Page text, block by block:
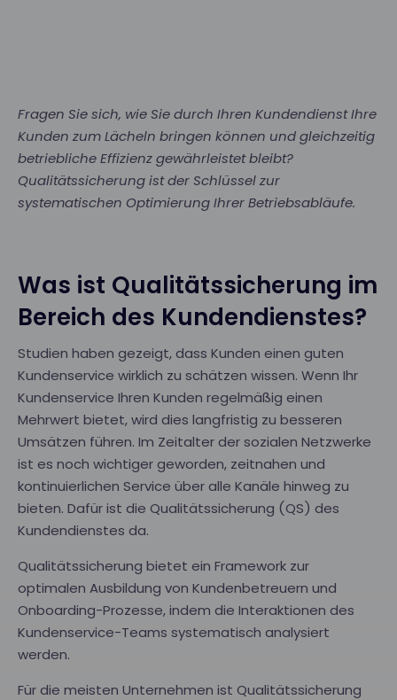
Fragen Sie sich, wie Sie durch Ihren Kundendienst Ihre
Kunden zum Lächeln bringen können und gleichzeitig
betriebliche Effizienz gewährleistet bleibt?
Qualitätssicherung ist der Schlüssel zur
systematischen Optimierung Ihrer Betriebsabläufe.
Was ist Qualitätssicherung im
Bereich des Kundendienstes?
Studien haben gezeigt, dass Kunden einen guten
Kundenservice wirklich zu schätzen wissen. Wenn Ihr
Kundenservice Ihren Kunden regelmäßig einen
Mehrwert bietet, wird dies langfristig zu besseren
Umsätzen führen. Im Zeitalter der sozialen Netzwerke
ist es noch wichtiger geworden, zeitnahen und
kontinuierlichen Service über alle Kanäle hinweg zu
bieten. Dafür ist die Qualitätssicherung (QS) des
Kundendienstes da.
Qualitätssicherung bietet ein Framework zur
optimalen Ausbildung von Kundenbetreuern und
Onboarding-Prozesse, indem die Interaktionen des
Kundenservice-Teams systematisch analysiert
werden.
Für die meisten Unternehmen ist Qualitätssicherung